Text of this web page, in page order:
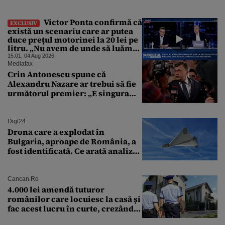
EXCLUSIV
Victor Ponta confirmă că
există un scenariu care ar putea
duce prețul motorinei la 20 lei pe
litru. „Nu avem de unde să luăm
petrol”
15:01, 04 Aug 2026
Mediafax
Crin Antonescu spune că
Alexandru Nazare ar trebui să fie
următorul premier: „E singura
Digi24
Drona care a explodat în
Bulgaria, aproape de România, a
fost identificată. Ce arată analiza
Cancan.ro
4.000 lei amendă tuturor
românilor care locuiesc la casă și
fac acest lucru în curte, crezând